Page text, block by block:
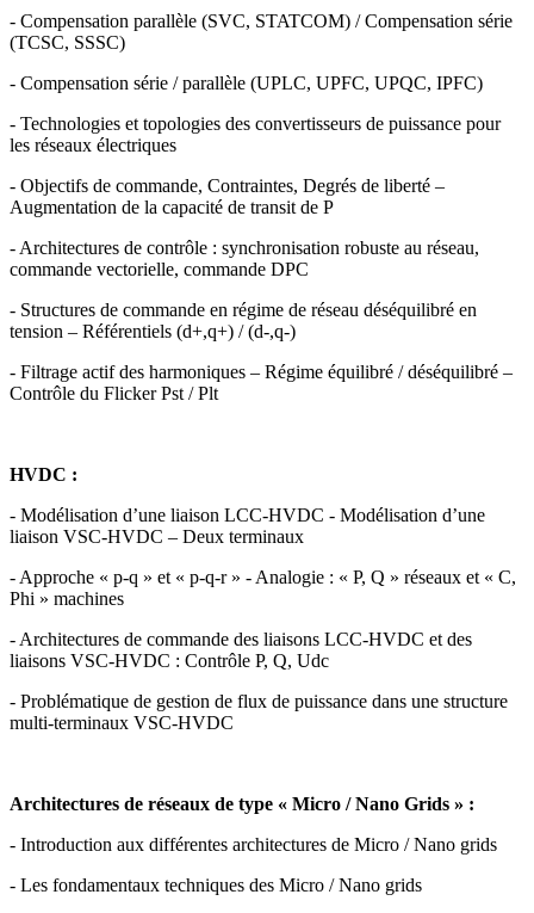
- Compensation parallèle (SVC, STATCOM) / Compensation série
(TCSC, SSSC)
- Compensation série / parallèle (UPLC, UPFC, UPQC, IPFC)
- Technologies et topologies des convertisseurs de puissance pour
les réseaux électriques
- Objectifs de commande, Contraintes, Degrés de liberté –
Augmentation de la capacité de transit de P
- Architectures de contrôle : synchronisation robuste au réseau,
commande vectorielle, commande DPC
- Structures de commande en régime de réseau déséquilibré en
tension – Référentiels (d+,q+) / (d-,q-)
- Filtrage actif des harmoniques – Régime équilibré / déséquilibré –
Contrôle du Flicker Pst / Plt
HVDC :
- Modélisation d’une liaison LCC-HVDC - Modélisation d’une
liaison VSC-HVDC – Deux terminaux
- Approche « p-q » et « p-q-r » - Analogie : « P, Q » réseaux et « C,
Phi » machines
- Architectures de commande des liaisons LCC-HVDC et des
liaisons VSC-HVDC : Contrôle P, Q, Udc
- Problématique de gestion de flux de puissance dans une structure
multi-terminaux VSC-HVDC
Architectures de réseaux de type « Micro / Nano Grids » :
- Introduction aux différentes architectures de Micro / Nano grids
- Les fondamentaux techniques des Micro / Nano grids